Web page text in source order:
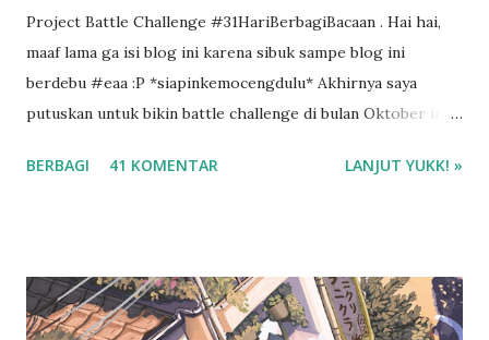
Project Battle Challenge #31HariBerbagiBacaan . Hai hai,
maaf lama ga isi blog ini karena sibuk sampe blog ini
berdebu #eaa :P *siapinkemocengdulu* Akhirnya saya
putuskan untuk bikin battle challenge di bulan Oktober ini
temen diskusi tentang buku, saya jadi lebih semangat buat
BERBAGI 41 KOMENTAR LANJUT YUKK! »